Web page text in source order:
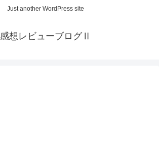
Just another WordPress site
感想レビューブログⅡ